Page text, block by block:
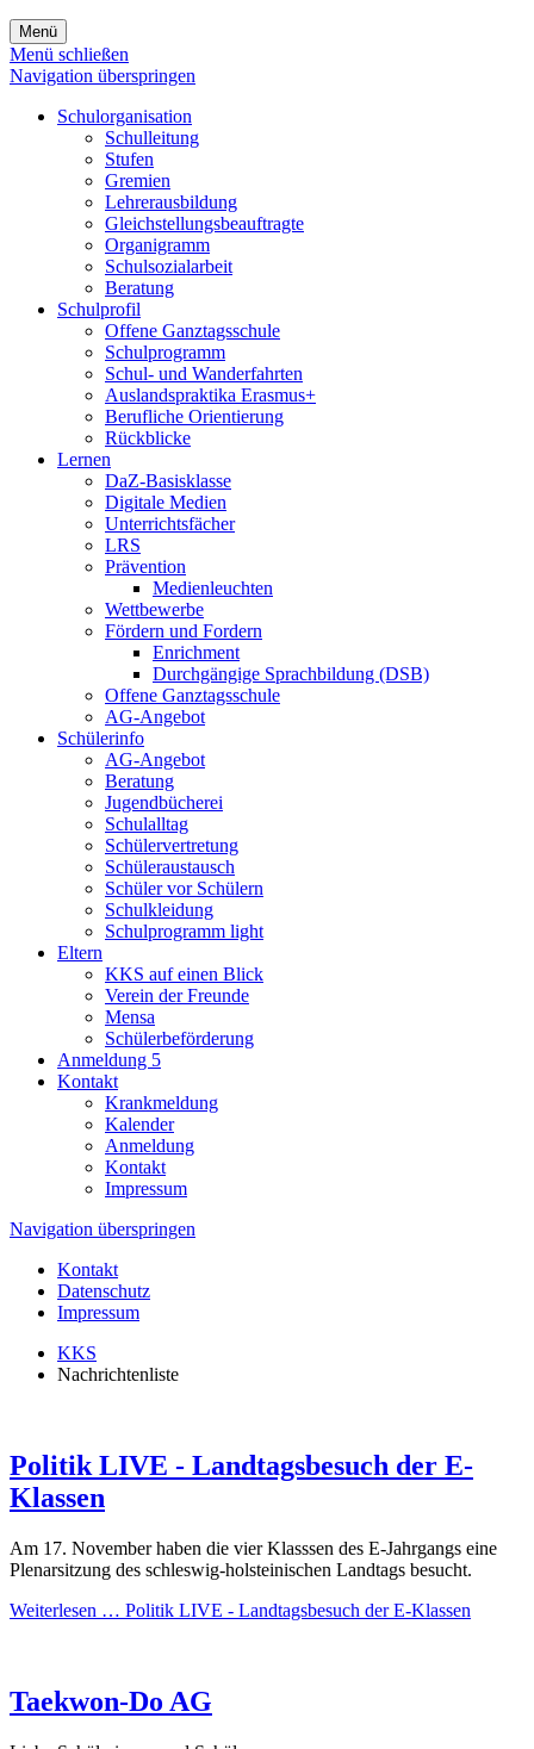
Menü
Menü schließen
Navigation überspringen
Schulorganisation
Schulleitung
Stufen
Gremien
Lehrerausbildung
Gleichstellungsbeauftragte
Organigramm
Schulsozialarbeit
Beratung
Schulprofil
Offene Ganztagsschule
Schulprogramm
Schul- und Wanderfahrten
Auslandspraktika Erasmus+
Berufliche Orientierung
Rückblicke
Lernen
DaZ-Basisklasse
Digitale Medien
Unterrichtsfächer
LRS
Prävention
Medienleuchten
Wettbewerbe
Fördern und Fordern
Enrichment
Durchgängige Sprachbildung (DSB)
Offene Ganztagsschule
AG-Angebot
Schülerinfo
AG-Angebot
Beratung
Jugendbücherei
Schulalltag
Schülervertretung
Schüleraustausch
Schüler vor Schülern
Schulkleidung
Schulprogramm light
Eltern
KKS auf einen Blick
Verein der Freunde
Mensa
Schülerbeförderung
Anmeldung 5
Kontakt
Krankmeldung
Kalender
Anmeldung
Kontakt
Impressum
Navigation überspringen
Kontakt
Datenschutz
Impressum
KKS
Nachrichtenliste
Politik LIVE - Landtagsbesuch der E-
Klassen
Am 17. November haben die vier Klasssen des E-Jahrgangs eine
Plenarsitzung des schleswig-holsteinischen Landtags besucht.
Weiterlesen … Politik LIVE - Landtagsbesuch der E-Klassen
Taekwon-Do AG